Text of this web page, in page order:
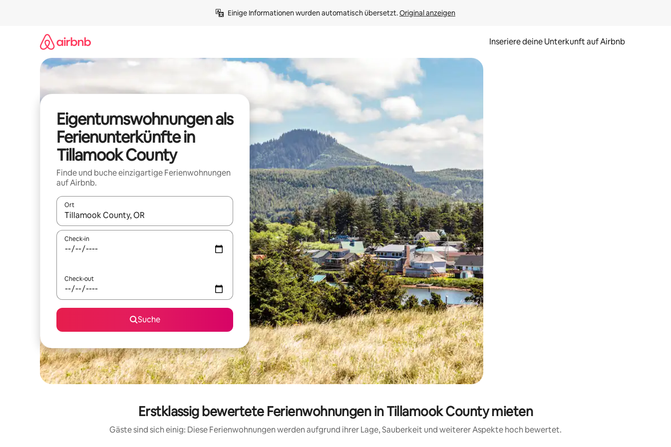
Einige Informationen wurden automatisch übersetzt. Original anzeigen
Inseriere deine Unterkunft auf Airbnb
Eigentumswohnungen als
Ferienunterkünfte in
Tillamook County
Finde und buche einzigartige Ferienwohnungen
auf Airbnb.
Ort
Wenn Ergebnisse verfügbar sind, navigiere mit den Pfeiltasten nach oben und unten oder erkunde die Ergebnisse durch Berühren oder Wischgesten.
Check-in
Check-out
Suche
Erstklassig bewertete Ferienwohnungen in Tillamook County mieten
Gäste sind sich einig: Diese Ferienwohnungen werden aufgrund ihrer Lage, Sauberkeit und weiterer Aspekte hoch bewertet.